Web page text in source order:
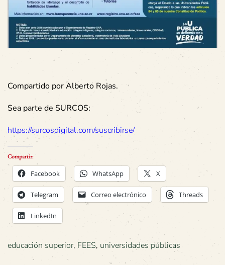
Compartido por Alberto Rojas.
Sea parte de SURCOS:
https://surcosdigital.com/suscribirse/
Compartir:
Facebook WhatsApp X
Telegram Correo electrónico Threads
LinkedIn
educación superior, FEES, universidades públicas